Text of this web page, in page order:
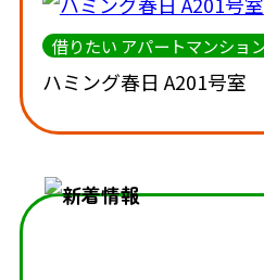
借りたい アパートマンショ
ハミング春日 A201号室